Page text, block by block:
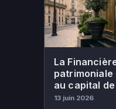
La
patrimoniale
au capital de
13 juin 2026